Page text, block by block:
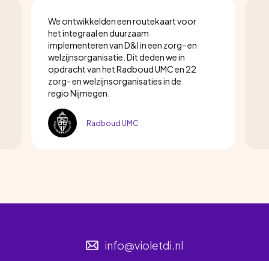
We ontwikkelden een routekaart voor
het integraal en duurzaam
implementeren van D&I in een zorg- en
welzijnsorganisatie. Dit deden we in
opdracht van het Radboud UMC en 22
zorg- en welzijnsorganisaties in de
regio Nijmegen.
Radboud UMC
info@violetdi.nl